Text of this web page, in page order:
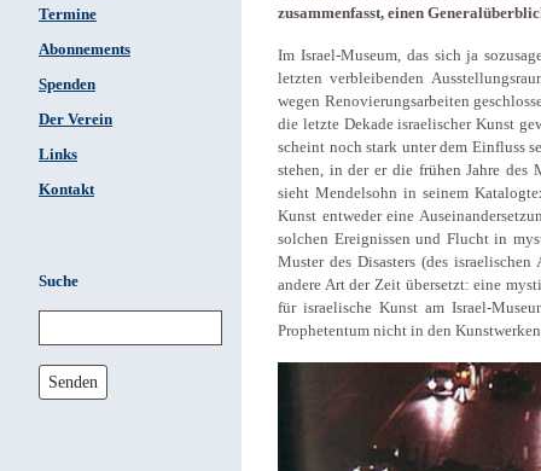
Termine
Abonnements
Spenden
Der Verein
Links
Kontakt
Suche
Senden
zusammenfasst, einen
Im Israel-Museum, das sich ja
letzten verbleibenden
wegen Renovierungsarbeiten
die letzte Dekade israelischer Kunst
scheint noch stark unter dem Einfluss
stehen, in der er die frühen Jahre des
sieht Mendelsohn in seinem
Kunst entweder eine
solchen Ereignissen und Flucht in
Muster des Disasters (des
andere Art der Zeit übersetzt: eine
für israelische Kunst am Israel-
Prophetentum nicht in den